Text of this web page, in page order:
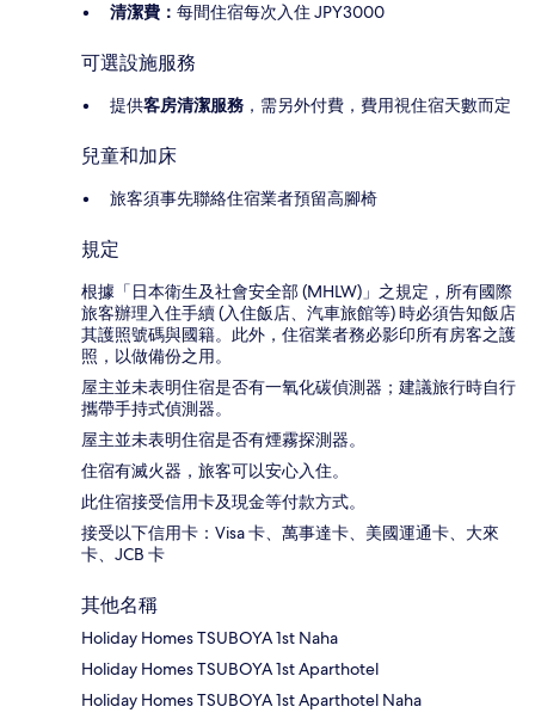
清潔費： 每間住宿每次入住 JPY3000
可選設施服務
提供客房清潔服務 ，需另外付費，費用視住宿天數而定
兒童和加床
旅客須事先聯絡住宿業者預留高腳椅
規定
根據「日本衛生及社會安全部 (MHLW)」之規定，所有國際
旅客辦理入住手續 (入住飯店、汽車旅館等) 時必須告知飯店
其護照號碼與國籍。此外，住宿業者務必影印所有房客之護
照，以做備份之用。
屋主並未表明住宿是否有一氧化碳偵測器；建議旅行時自行
攜帶手持式偵測器。
屋主並未表明住宿是否有煙霧探測器。
住宿有滅火器，旅客可以安心入住。
此住宿接受信用卡及現金等付款方式。
接受以下信用卡：Visa 卡、萬事達卡、美國運通卡、大來
卡、JCB 卡
其他名稱
Holiday Homes TSUBOYA 1st Naha
Holiday Homes TSUBOYA 1st Aparthotel
Holiday Homes TSUBOYA 1st Aparthotel Naha